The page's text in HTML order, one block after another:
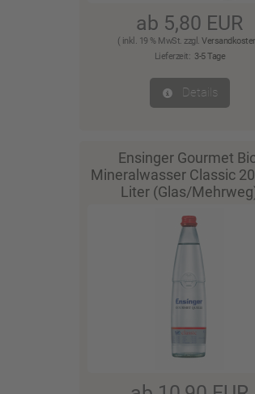
ab 5,80 EUR
( inkl. 19 % MwSt. zzgl.
Lieferzeit: 3-5 Tage
Details
Ensinger Gourmet
Mineralwasser Classic
Liter (Glas/